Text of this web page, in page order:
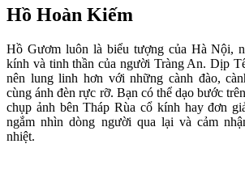
Hồ Hoàn Kiếm
Hồ Gươm luôn là biểu tượng của Hà Nội,
kính và tinh thần của người Tràng An. Dịp
nên lung linh hơn với những cành đào,
cùng ánh đèn rực rỡ. Bạn có thể dạo bước
chụp ảnh bên Tháp Rùa cổ kính hay đơn
ngắm nhìn dòng người qua lại và cảm
nhiệt.